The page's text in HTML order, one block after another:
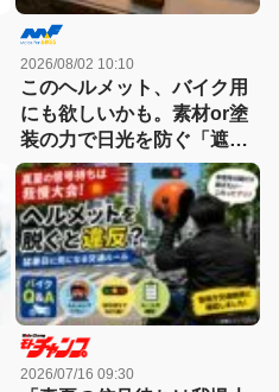
2026/08/02 10:10
このヘルメット、バイク用
にも欲しいかも。素材or塗
装の力で日光を防ぐ「遮熱
ヘルメット」。表面温度差
は約10℃
2026/07/16 09:30